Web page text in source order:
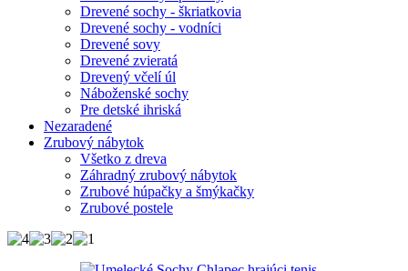
Drevené sochy - škriatkovia
Drevené sochy - vodníci
Drevené sovy
Drevené zvieratá
Drevený včelí úl
Náboženské sochy
Pre detské ihriská
Nezaradené
Zrubový nábytok
Všetko z dreva
Záhradný zrubový nábytok
Zrubové húpačky a šmýkačky
Zrubové postele